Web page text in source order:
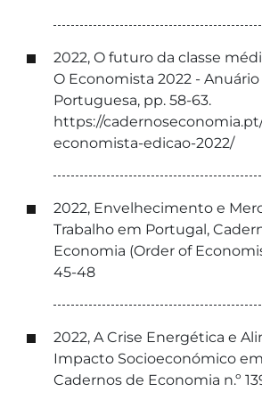
2022, O futuro da classe
O Economista 2022 -
Portuguesa, pp. 58-63.
https://
economista-edicao-2022/
2022, Envelhecimento e
Trabalho em Portugal,
Economia (Order of
45-48
2022, A Crise Energética e
Impacto Socioeconómico
Cadernos de Economia n.º